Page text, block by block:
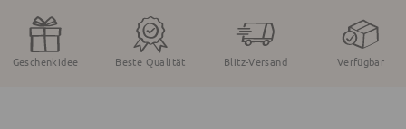
Geschenkidee Beste Qualität Blitz-Versand Verfügbar